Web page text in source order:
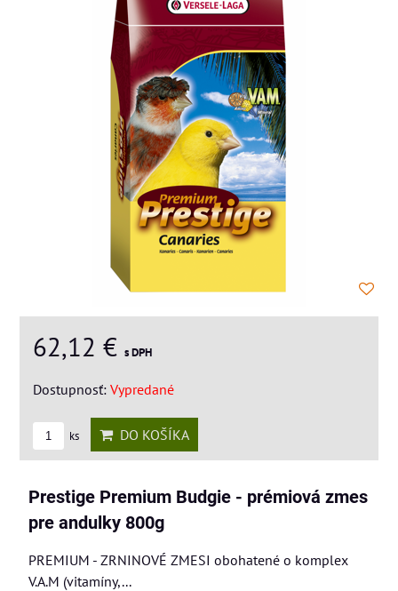
62,12 € s DPH
Dostupnosť: Vypredané
ks DO KOŠÍKA
Prestige Premium Budgie - prémiová zmes
pre andulky 800g
PREMIUM - ZRNINOVÉ ZMESI obohatené o komplex
V.A.M (vitamíny,...